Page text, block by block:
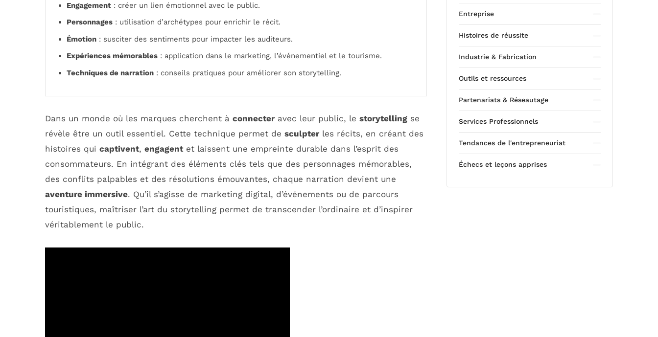
Engagement : créer un lien émotionnel avec le public.
Personnages : utilisation d’archétypes pour enrichir le récit.
Émotion : susciter des sentiments pour impacter les auditeurs.
Expériences mémorables : application dans le marketing, l’événementiel et le tourisme.
Techniques de narration : conseils pratiques pour améliorer son storytelling.
Dans un monde où les marques cherchent à connecter avec leur public, le storytelling se
révèle être un outil essentiel. Cette technique permet de sculpter les récits, en créant des
histoires qui captivent, engagentet laissent une empreinte durable dans l’esprit des
consommateurs. En intégrant des éléments clés tels que des personnages mémorables,
des conflits palpables et des résolutions émouvantes, chaque narration devient une
aventure immersive. Qu’il s’agisse de marketing digital, d’événements ou de parcours
touristiques, maîtriser l’art du storytelling permet de transcender l’ordinaire et d’inspirer
véritablement le public.
Entreprise
Histoires de réussite
Industrie & Fabrication
Outils et ressources
Partenariats & Réseautage
Services Professionnels
Tendances de l'entrepreneuriat
Échecs et leçons apprises